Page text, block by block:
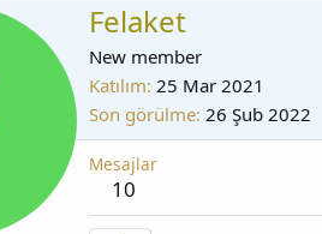
Felaket
New member
Katılım 25 Mar 2021
Son görülme 26 Şub 2022
Mesajlar
10